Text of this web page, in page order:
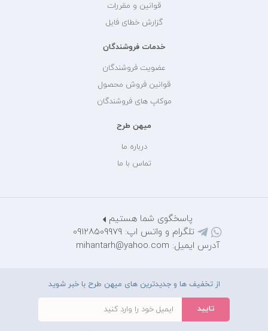
قوانین و مقررات
گزارش خطای فایل
خدمات فروشندگان
عضویت فروشندگان
قوانین فروش محصول
موکاپ های فروشندگان
میهن طرح
درباره ما
تماس با ما
پاسخگوی شما هستیم
تلگرام و واتس اپ: 09128509979
آدرس ایمیل: mihantarh@yahoo.com
از تخفیف ها و جدیدترین های میهن طرح با خبر شوید